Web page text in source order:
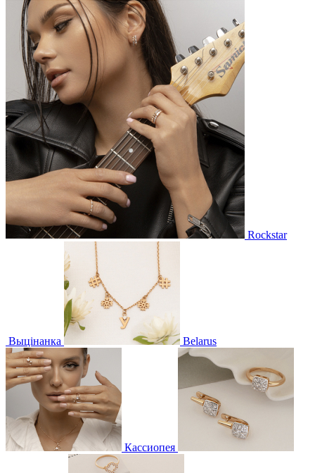
Rockstar
Выцінанка Belarus
Кассиопея